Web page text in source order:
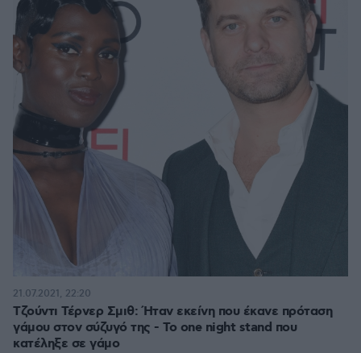
Τζούντι Τέρνερ Σμιθ: Ήταν εκείνη που έκανε πρόταση
γάμου στον σύζυγό της - Το one night stand που
κατέληξε σε γάμο
21.07.2021, 22:20